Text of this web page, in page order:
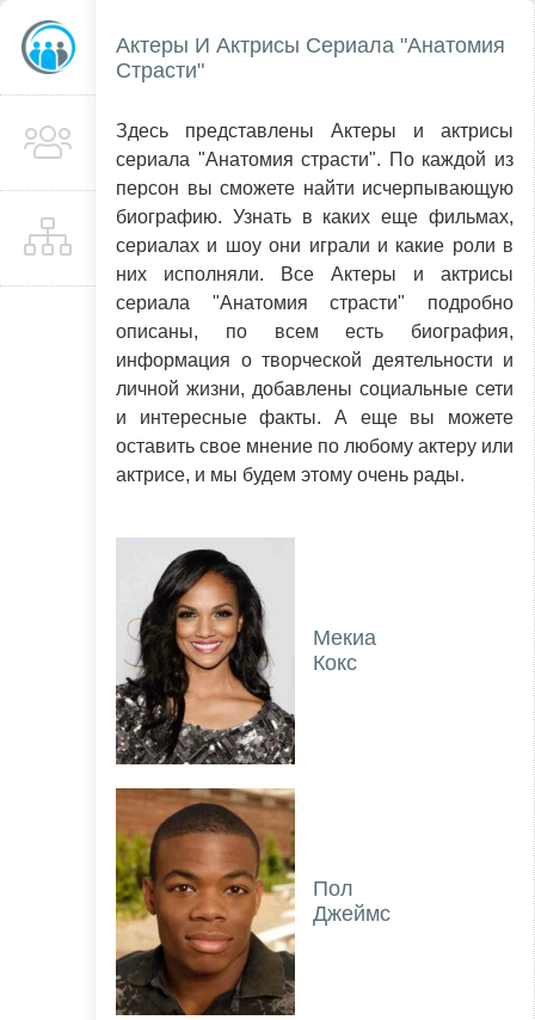
Актеры И Актрисы Сериала "Анатомия
Страсти"
Здесь представлены Актеры и актрисы
сериала "Анатомия страсти". По каждой из
персон вы сможете найти исчерпывающую
биографию. Узнать в каких еще фильмах,
сериалах и шоу они играли и какие роли в
них исполняли. Все Актеры и актрисы
сериала "Анатомия страсти" подробно
описаны, по всем есть биография,
информация о творческой деятельности и
личной жизни, добавлены социальные сети
и интересные факты. А еще вы можете
оставить свое мнение по любому актеру или
актрисе, и мы будем этому очень рады.
Мекиа
Кокс
Пол
Джеймс